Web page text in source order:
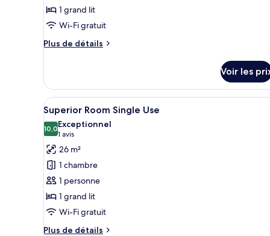
de
chambre :
Deluxe
1 grand lit
Wi-Fi gratuit
Plus de détails
Plus
le
type
de
chambre
Deluxe
room
Voir les
Afficher
toutes
les
photos
pour
ce
type
de
chambre :
Superior
Une chambre d’hôtel
9
Superior Room Single Use
10,010,0 sur 10
Exceptionnel
1 avis
(1 avis)
26 m²
1 chambre
1 personne
1 grand lit
Wi-Fi gratuit
Plus de détails
Plus